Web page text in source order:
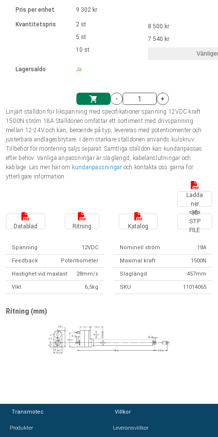
Enhetssystem
Kundkorg
Solenoids
Ø 28-42| 1-1400 rpm | <= 290Ncm
Styrningar borstlösa DC motorer
Styrningar DC motorer
Drivsteg 2-6 A
Synkrona-Asynkrona | för 1-4 ställdon
Synkrona-Asynkrona | för 1-4 ställdon
Français (EUR)
Polski (EUR)
Norsk (NOK)
Suomi (EUR)
Pris per enhet
Kvantitetspris
Lagersaldo
9 302 kr
2 st
5 st
10 st
Ja
8 500 kr
7 540 kr
-
+
Linjärt ställdon för likspänning med specifikationer spänning 12VDC kraft
1500N ström 18A Ställdonen omfattar ett sortiment med drivspänning
mellan 12-24V och kan, beroende på typ, levereras med potentiomenter och
justerbara ändlägesbrytare. I dem starkare ställdonen används kulskruv.
Tillbehör för montering säljs separat. Samtliga ställdon kan kundanpassas
efter behov. Vanliga anpassningar är slaglängd, kabelanslutningar och
kablage. Läs mer här om kundanpassningar och kontakta oss gärna för
ytterligare information.
Ladda
ner
sida
Datablad
Ritning Katalog
3D
STP
FILE
Spänning 12VDC Nominell ström 18A
Feedback Potentiometer Maximal kraft 1500N
Hastighet vid maxlast 28mm/s Slaglängd 457mm
Vikt 6,5kg SKU 11014065
Ritning (mm)
Transmotec
Produkter
Villkor
Leveransvillkor
Transmotec
Produkter
Villkor
Leveransvillkor